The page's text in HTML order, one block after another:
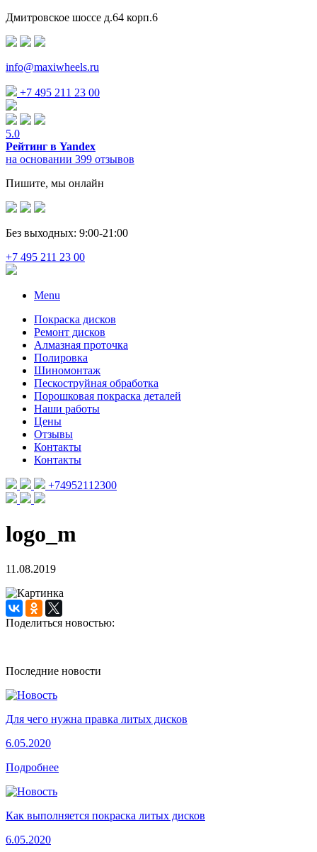
Дмитровское шоссе д.64 корп.6
info@maxiwheels.ru
+7 495 211 23 00
5.0
Рейтинг в Yandex
на основании 399 отзывов
Пишите, мы онлайн
Без выходных: 9:00-21:00
+7 495 211 23 00
Menu
Покраска дисков
Ремонт дисков
Алмазная проточка
Полировка
Шиномонтаж
Пескоструйная обработка
Порошковая покраска деталей
Наши работы
Цены
Отзывы
Контакты
Контакты
+74952112300
logo_m
11.08.2019
Поделиться новостью:
Последние новости
Для чего нужна правка литых дисков
6.05.2020
Подробнее
Как выполняется покраска литых дисков
6.05.2020